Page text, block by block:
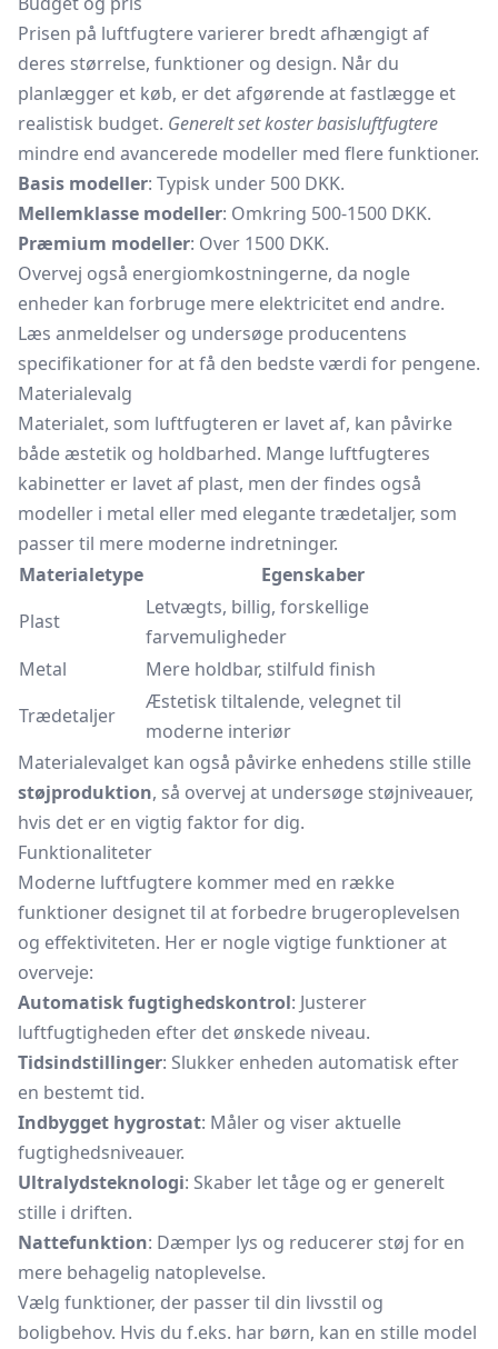
Prisen på luftfugtere varierer bredt afhængigt af
deres størrelse, funktioner og design. Når du
planlægger et køb, er det afgørende at fastlægge et
realistisk budget. Generelt set koster basisluftfugtere
mindre end avancerede modeller med flere funktioner.
Basis modeller: Typisk under 500 DKK.
Mellemklasse modeller: Omkring 500-1500 DKK.
Præmium modeller: Over 1500 DKK.
Overvej også energiomkostningerne, da nogle
enheder kan forbruge mere elektricitet end andre.
Læs anmeldelser og undersøge producentens
specifikationer for at få den bedste værdi for pengene.
Materialevalg
Materialet, som luftfugteren er lavet af, kan påvirke
både æstetik og holdbarhed. Mange luftfugteres
kabinetter er lavet af plast, men der findes også
modeller i metal eller med elegante trædetaljer, som
passer til mere moderne indretninger.
Materialetype
Egenskaber
Plast
Letvægts, billig, forskellige
farvemuligheder
Metal
Mere holdbar, stilfuld finish
Trædetaljer
Æstetisk tiltalende, velegnet til
moderne interiør
Materialevalget kan også påvirke enhedens stille stille
støjproduktion, så overvej at undersøge støjniveauer,
hvis det er en vigtig faktor for dig.
Funktionaliteter
Moderne luftfugtere kommer med en række
funktioner designet til at forbedre brugeroplevelsen
og effektiviteten. Her er nogle vigtige funktioner at
overveje:
Automatisk fugtighedskontrol: Justerer
luftfugtigheden efter det ønskede niveau.
Tidsindstillinger: Slukker enheden automatisk efter
en bestemt tid.
Indbygget hygrostat: Måler og viser aktuelle
fugtighedsniveauer.
Ultralydsteknologi: Skaber let tåge og er generelt
stille i driften.
Nattefunktion: Dæmper lys og reducerer støj for en
mere behagelig natoplevelse.
Vælg funktioner, der passer til din livsstil og
boligbehov. Hvis du f.eks. har børn, kan en stille model